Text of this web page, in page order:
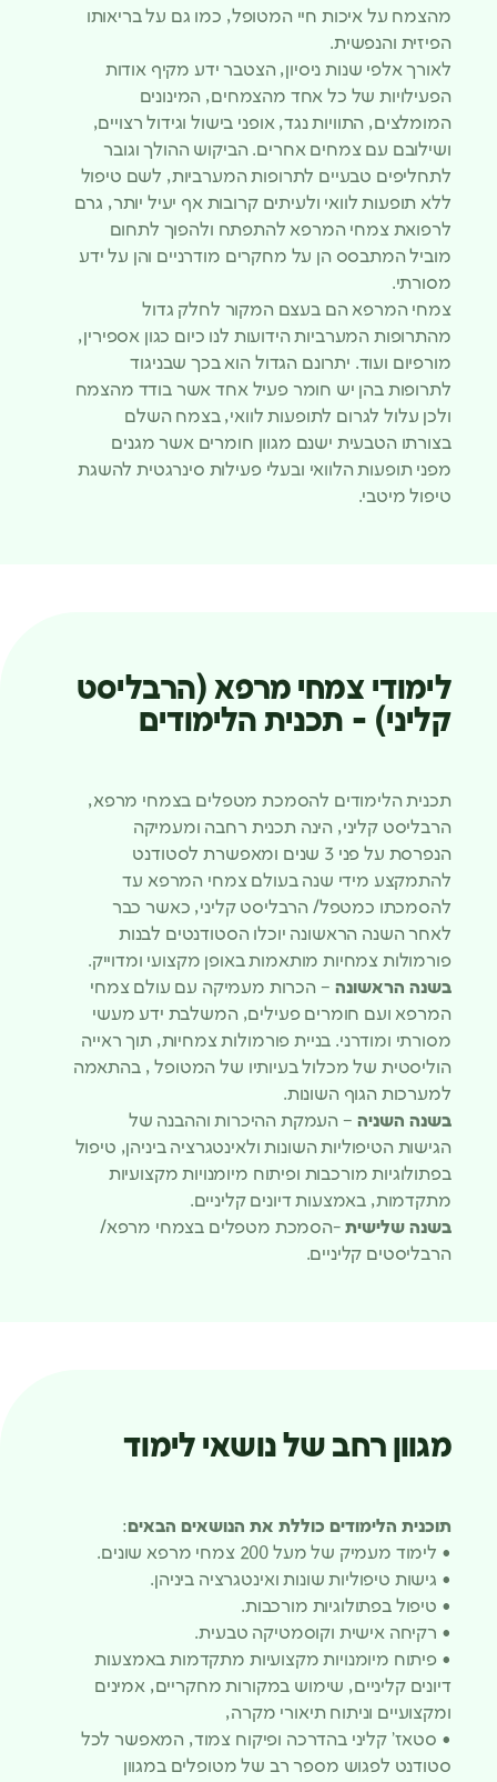
מהצמח על איכות חיי המטופל, כמו גם על בריאותו
הפיזית והנפשית.
לאורך אלפי שנות ניסיון, הצטבר ידע מקיף אודות
הפעילויות של כל אחד מהצמחים, המינונים
המומלצים, התוויות נגד, אופני בישול וגידול רצויים,
ושילובם עם צמחים אחרים. הביקוש ההולך וגובר
לתחליפים טבעיים לתרופות המערביות, לשם טיפול
ללא תופעות לוואי ולעיתים קרובות אף יעיל יותר, גרם
לרפואת צמחי המרפא להתפתח ולהפוך לתחום
מוביל המתבסס הן על מחקרים מודרניים והן על ידע
מסורתי.
צמחי המרפא הם בעצם המקור לחלק גדול
מהתרופות המערביות הידועות לנו כיום כגון אספירין,
מורפיום ועוד. יתרונם הגדול הוא בכך שבניגוד
לתרופות בהן יש חומר פעיל אחד אשר בודד מהצמח
ולכן עלול לגרום לתופעות לוואי, בצמח השלם
בצורתו הטבעית ישנם מגוון חומרים אשר מגנים
מפני תופעות הלוואי ובעלי פעילות סינרגטית להשגת
טיפול מיטבי.
לימודי צמחי מרפא (הרבליסט
קליני) - תכנית הלימודים
תכנית הלימודים להסמכת מטפלים בצמחי מרפא,
הרבליסט קליני, הינה תכנית רחבה ומעמיקה
הנפרסת על פני 3 שנים ומאפשרת לסטודנט
להתמקצע מידי שנה בעולם צמחי המרפא עד
להסמכתו כמטפל/ הרבליסט קליני, כאשר כבר
לאחר השנה הראשונה יוכלו הסטודנטים לבנות
פורמולות צמחיות מותאמות באופן מקצועי ומדוייק.
בשנה הראשונה – הכרות מעמיקה עם עולם צמחי
המרפא ועם חומרים פעילים, המשלבת ידע מעשי
מסורתי ומודרני. בניית פורמולות צמחיות, תוך ראייה
הוליסטית של מכלול בעיותיו של המטופל , בהתאמה
למערכות הגוף השונות.
בשנה השניה – העמקת ההיכרות וההבנה של
הגישות הטיפוליות השונות ולאינטגרציה ביניהן, טיפול
בפתולוגיות מורכבות ופיתוח מיומנויות מקצועיות
מתקדמות, באמצעות דיונים קליניים.
בשנה שלישית -הסמכת מטפלים בצמחי מרפא/
הרבליסטים קליניים.
מגוון רחב של נושאי לימוד
תוכנית הלימודים כוללת את הנושאים הבאים:
• לימוד מעמיק של מעל 200 צמחי מרפא שונים.
• גישות טיפוליות שונות ואינטגרציה ביניהן.
• טיפול בפתולוגיות מורכבות.
• רקיחה אישית וקוסמטיקה טבעית.
• פיתוח מיומנויות מקצועיות מתקדמות באמצעות
דיונים קליניים, שימוש במקורות מחקריים, אמינים
ומקצועיים וניתוח תיאורי מקרה,
• סטאז’ קליני בהדרכה ופיקוח צמוד, המאפשר לכל
סטודנט לפגוש מספר רב של מטופלים במגוון